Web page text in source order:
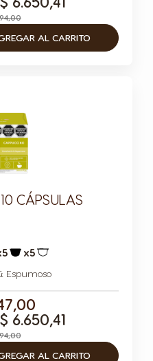
AL CARRITO
CÁPSULAS
x5
Espumoso
$ 6.650,41
AL CARRITO